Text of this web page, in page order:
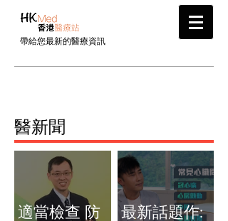
帶給您最新的醫療資訊
​醫新聞
適當檢查 防
最新話題作: